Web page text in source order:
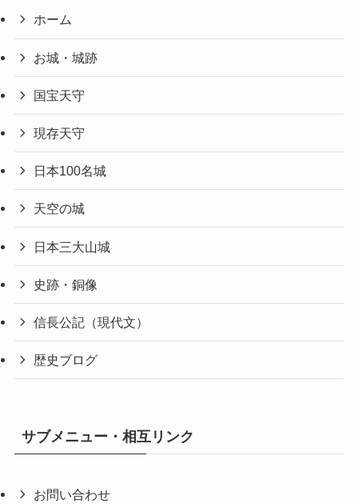
ホーム
お城・城跡
国宝天守
現存天守
日本100名城
天空の城
日本三大山城
史跡・銅像
信長公記（現代文）
歴史ブログ
サブメニュー・相互リンク
お問い合わせ